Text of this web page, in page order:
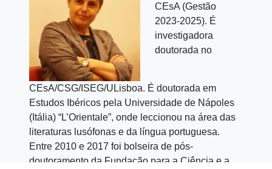
CEsA (Gestão
2023-2025). É
investigadora
doutorada no
CEsA/CSG/ISEG/ULisboa. É doutorada em
Estudos Ibéricos pela Universidade de Nápoles
(Itália) “L’Orientale”, onde leccionou na área das
literaturas lusófonas e da língua portuguesa.
Entre 2010 e 2017 foi bolseira de pós-
doutoramento da Fundação para a Ciência e a